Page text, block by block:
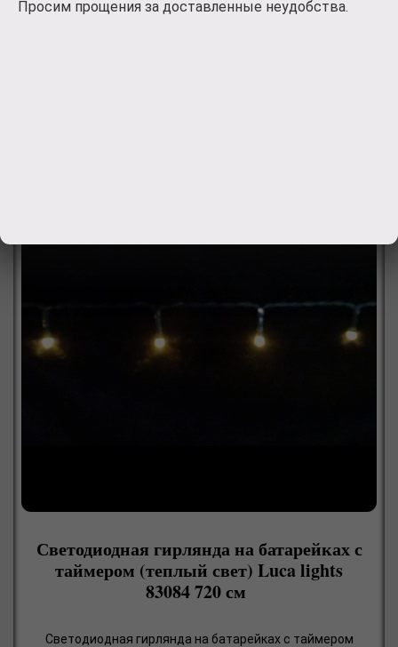
пропадает необходимость ставить елочку рядом с
Светодиодная гирлянда на батарейках с
таймером (теплый свет) Luca lights
83084 720 см
Светодиодная гирлянда на батарейках с таймером
Просим прощения за доставленные неудобства.